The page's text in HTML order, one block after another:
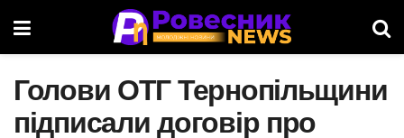
Голови ОТГ Тернопільщини
підписали договір про